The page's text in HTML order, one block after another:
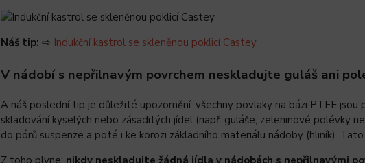
Náš tip: ⇨ Indukční kastrol se skleněnou poklicí Castey
V nádobí s nepřilnavým povrchem neskladujte guláš ani
A náš poslední tip je důležité upozornění: všechny povlaky na bázi PTFE jsou
skladování kyselých nebo zásaditých jídel (např. guláše, zeleninové polévky
do pórů suspenze a poté i ke korozi základního materiálu nádoby (hliník).
Z toho plyne: nikdy neskladujte žádná jídla v nádobách s nepřilnavými